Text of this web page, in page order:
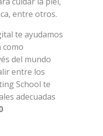
entre otros.
te ayudamos
como
del mundo
entre los
School te
adecuadas